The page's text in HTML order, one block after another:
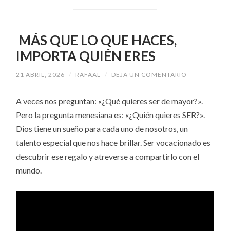
MÁS QUE LO QUE HACES,
IMPORTA QUIÉN ERES
21 ABRIL, 2026 / RAFAAL / DEJA UN COMENTARIO
A veces nos preguntan: «¿Qué quieres ser de mayor?».
Pero la pregunta menesiana es: «¿Quién quieres SER?».
Dios tiene un sueño para cada uno de nosotros, un
talento especial que nos hace brillar. Ser vocacionado es
descubrir ese regalo y atreverse a compartirlo con el
mundo.